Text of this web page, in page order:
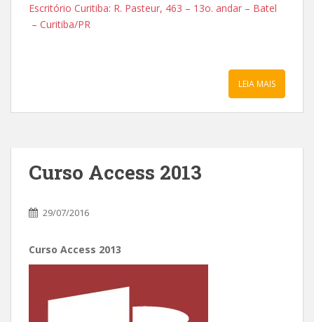
Escritório Curitiba: R. Pasteur, 463 – 13o. andar – Batel
– Curitiba/PR
LEIA MAIS
Curso Access 2013
29/07/2016
Curso Access 2013